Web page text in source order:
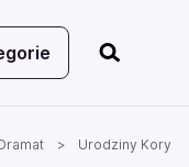
Urodziny Kory